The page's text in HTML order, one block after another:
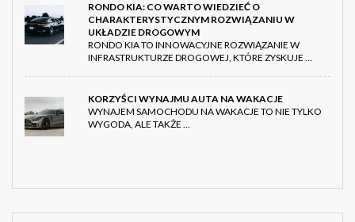
RONDO KIA: CO WARTO WIEDZIEĆ O
CHARAKTERYSTYCZNYM ROZWIĄZANIU W
UKŁADZIE DROGOWYM
RONDO KIA TO INNOWACYJNE ROZWIĄZANIE W
INFRASTRUKTURZE DROGOWEJ, KTÓRE ZYSKUJE …
KORZYŚCI WYNAJMU AUTA NA WAKACJE
WYNAJEM SAMOCHODU NA WAKACJE TO NIE TYLKO
WYGODA, ALE TAKŻE …